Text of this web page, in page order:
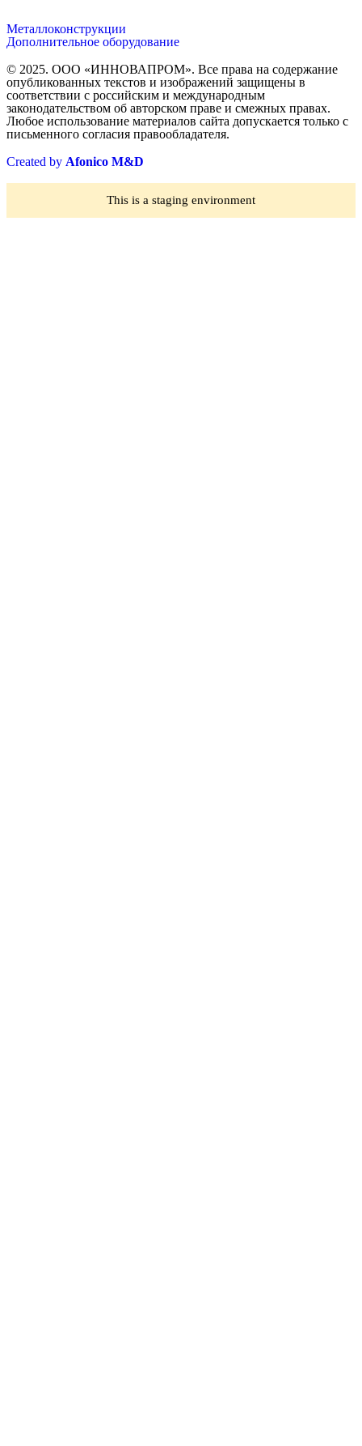
Металлоконструкции
Дополнительное оборудование
© 2025. ООО «ИННОВАПРОМ». Все права на содержание
опубликованных текстов и изображений защищены в
соответствии с российским и международным
законодательством об авторском праве и смежных правах.
Любое использование материалов сайта допускается только с
письменного согласия правообладателя.
Created by Afonico M&D
This is a staging environment